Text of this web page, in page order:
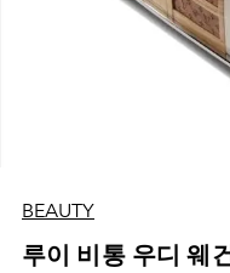
BEAUTY
루이 비통 우디 웨